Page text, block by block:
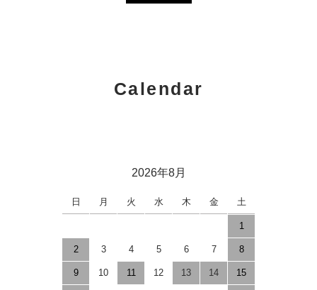
Calendar
2026年8月
日 月 火 水 木 金 土
1
2 3 4 5 6 7 8
9 10 11 12 13 14 15